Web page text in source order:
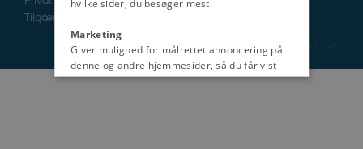
Tilgængelighedserklæring
hvilke sider, du besøger mest.
Marketing
Giver mulighed for målrettet annoncering på
denne og andre hjemmesider, så du får vist
det indhold, der er mest relevant for dig.